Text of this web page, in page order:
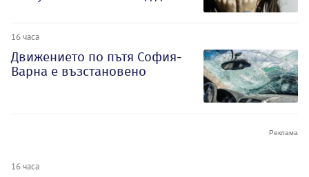
16 часа
Движението по пътя София-
Варна е възстановено
16 часа